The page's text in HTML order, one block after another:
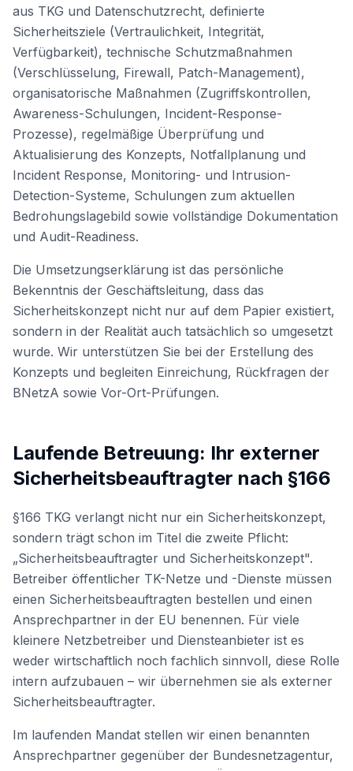
aus TKG und Datenschutzrecht, definierte
Sicherheitsziele (Vertraulichkeit, Integrität,
Verfügbarkeit), technische Schutzmaßnahmen
(Verschlüsselung, Firewall, Patch-Management),
organisatorische Maßnahmen (Zugriffskontrollen,
Awareness-Schulungen, Incident-Response-
Prozesse), regelmäßige Überprüfung und
Aktualisierung des Konzepts, Notfallplanung und
Incident Response, Monitoring- und Intrusion-
Detection-Systeme, Schulungen zum aktuellen
Bedrohungslagebild sowie vollständige Dokumentation
und Audit-Readiness.
Die Umsetzungserklärung ist das persönliche
Bekenntnis der Geschäftsleitung, dass das
Sicherheitskonzept nicht nur auf dem Papier existiert,
sondern in der Realität auch tatsächlich so umgesetzt
wurde. Wir unterstützen Sie bei der Erstellung des
Konzepts und begleiten Einreichung, Rückfragen der
BNetzA sowie Vor-Ort-Prüfungen.
Laufende Betreuung: Ihr externer
Sicherheitsbeauftragter nach §166
§166 TKG verlangt nicht nur ein Sicherheitskonzept,
sondern trägt schon im Titel die zweite Pflicht:
„Sicherheitsbeauftragter und Sicherheitskonzept".
Betreiber öffentlicher TK-Netze und -Dienste müssen
einen Sicherheitsbeauftragten bestellen und einen
Ansprechpartner in der EU benennen. Für viele
kleinere Netzbetreiber und Diensteanbieter ist es
weder wirtschaftlich noch fachlich sinnvoll, diese Rolle
intern aufzubauen – wir übernehmen sie als externer
Sicherheitsbeauftragter.
Im laufenden Mandat stellen wir einen benannten
Ansprechpartner gegenüber der Bundesnetzagentur,